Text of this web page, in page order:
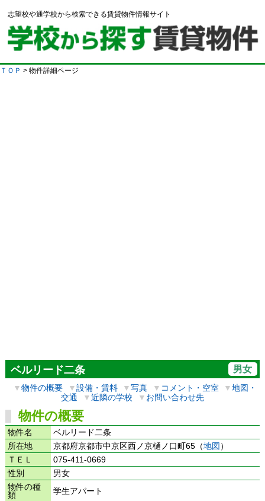
志望校や通学校から検索できる賃貸物件情報サイト
ＴＯＰ > 物件詳細ページ
ベルリード二条 男女
▼物件の概要 ▼設備・賃料 ▼写真 ▼ コメント・空室 ▼地図・
交通
▼近隣の学校 ▼ お問い合わせ先
物件の概要
物件名
ベルリード二条
所在地
京都府京都市中京区西ノ京樋ノ口町65（地図 ）
ＴＥＬ
075-411-0669
性別
男女
物件の種
類
学生アパート